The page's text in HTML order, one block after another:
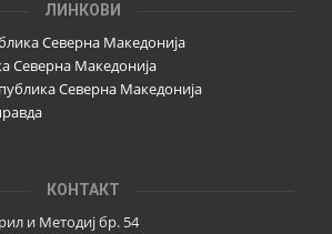
ЛИНКОВИ
Северна Македонија
Северна Македонија
Северна Македонија
КОНТАКТ
и Методиј бр. 54